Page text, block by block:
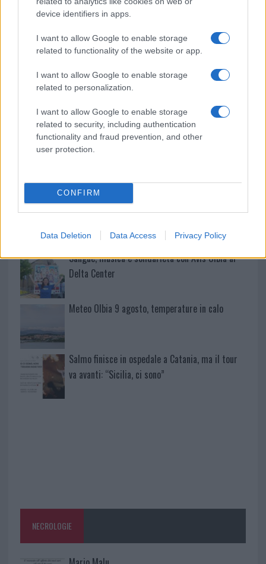
device identifiers in apps.
I want to allow Google to enable storage
related to functionality of the website or app.
I want to allow Google to enable storage
related to personalization.
I want to allow Google to enable storage
related to security, including authentication
functionality and fraud prevention, and other
user protection.
CONFIRM
Data Deletion Data Access Privacy Policy
o
k
p
p
NOTIZIE RECENTI
Controlli rafforzati in Costa Smeralda, 20
arresti e 135 denunce
Tre milioni di euro dalla Provincia Gallura per
nuove aule nelle scuole di Olbia
Incidente sulla strada provinciale ad Arzachena,
Sangue, musica e solidarietà con Avis Olbia al
Delta Center
Meteo Olbia 9 agosto, temperature in calo
Salmo finisce in ospedale a Catania, ma il tour
va avanti: “Sicilia, ci sono”
NECROLOGIE